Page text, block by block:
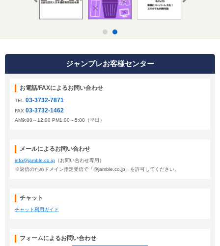
ジャンブレお客様センター
お電話/FAXによるお問い合わせ
TEL 03-3732-7871
FAX 03-3732-1462
AM9:00～12:00 PM1:00～5:00（平日）
メールによるお問い合わせ
info@jamble.co.jp （お問い合わせ専用）
※返信のためドメイン指定受信で「@jamble.co.jp」を許可してください。
チャット
チャット利用ガイド
フォームによるお問い合わせ